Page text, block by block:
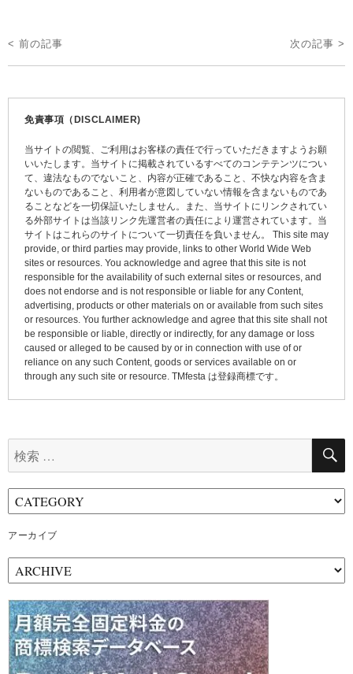
投
稿
< 前の記事 次の記事 >
免責事項（DISCLAIMER)
当サイトの閲覧、ご利用はお客様の責任で行っていただきますようお願
いいたします。当サイトに掲載されているすべてのコンテテンツについ
て、違法なものでないこと、内容が正確であること、不快な内容を含ま
ないものであること、利用者が意図していない情報を含まないものであ
ることなどを一切保証いたしません。また、当サイトにリンクされてい
る外部サイトは当該リンク先運営者の責任により運営されています。当
サイトはこれらのサイトについて一切責任を負いません。 This site may
provide, or third parties may provide, links to other World Wide Web
sites or resources. You acknowledge and agree that this site is not
responsible for the availability of such external sites or resources, and
does not endorse and is not responsible or liable for any Content,
advertising, products or other materials on or available from such sites
or resources. You further acknowledge and agree that this site shall not
be responsible or liable, directly or indirectly, for any damage or loss
caused or alleged to be caused by or in connection with use of or
reliance on any such Content, goods or services available on or
through any such site or resource. TMfesta は登録商標です。
索:
アーカイブ
ー
カ
イ
ブ